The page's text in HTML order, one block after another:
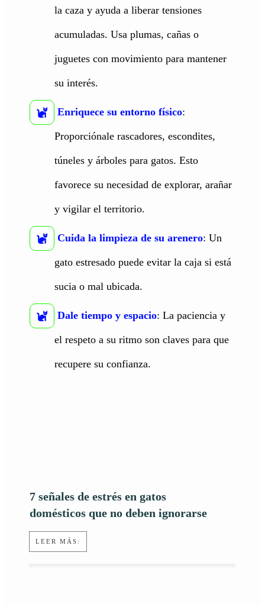
la caza y ayuda a liberar tensiones
acumuladas. Usa plumas, cañas o
juguetes con movimiento para mantener
su interés.
Enriquece su entorno físico:
Proporciónale rascadores, escondites,
túneles y árboles para gatos. Esto
favorece su necesidad de explorar, arañar
y vigilar el territorio.
Cuida la limpieza de su arenero: Un
gato estresado puede evitar la caja si está
sucia o mal ubicada.
Dale tiempo y espacio: La paciencia y
el respeto a su ritmo son claves para que
recupere su confianza.
7 señales de estrés en gatos
domésticos que no deben ignorarse
LEER MÁS: